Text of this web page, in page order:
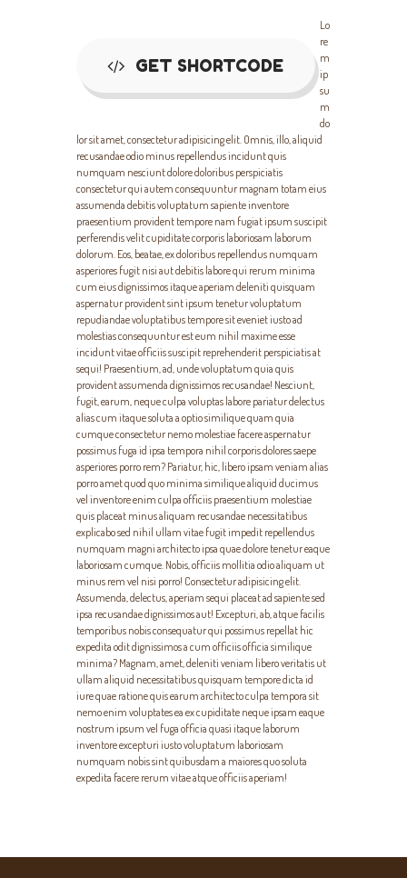
GET SHORTCODE
Lo
re
m
ip
su
m
do
lor sit amet, consectetur adipisicing elit. Omnis, illo, aliquid
recusandae odio minus repellendus incidunt quis
numquam nesciunt dolore doloribus perspiciatis
consectetur qui autem consequuntur magnam totam eius
assumenda debitis voluptatum sapiente inventore
praesentium provident tempore nam fugiat ipsum suscipit
perferendis velit cupiditate corporis laboriosam laborum
dolorum. Eos, beatae, ex doloribus repellendus numquam
asperiores fugit nisi aut debitis labore qui rerum minima
cum eius dignissimos itaque aperiam deleniti quisquam
aspernatur provident sint ipsum tenetur voluptatum
repudiandae voluptatibus tempore sit eveniet iusto ad
molestias consequuntur est eum nihil maxime esse
incidunt vitae officiis suscipit reprehenderit perspiciatis at
sequi! Praesentium, ad, unde voluptatum quia quis
provident assumenda dignissimos recusandae! Nesciunt,
fugit, earum, neque culpa voluptas labore pariatur delectus
alias cum itaque soluta a optio similique quam quia
cumque consectetur nemo molestiae facere aspernatur
possimus fuga id ipsa tempora nihil corporis dolores saepe
asperiores porro rem? Pariatur, hic, libero ipsam veniam alias
porro amet quod quo minima similique aliquid ducimus
vel inventore enim culpa officiis praesentium molestiae
quis placeat minus aliquam recusandae necessitatibus
explicabo sed nihil ullam vitae fugit impedit repellendus
numquam magni architecto ipsa quae dolore tenetur eaque
laboriosam cumque. Nobis, officiis mollitia odio aliquam ut
minus rem vel nisi porro! Consectetur adipisicing elit.
Assumenda, delectus, aperiam sequi placeat ad sapiente sed
ipsa recusandae dignissimos aut! Excepturi, ab, atque facilis
temporibus nobis consequatur qui possimus repellat hic
expedita odit dignissimos a cum officiis officia similique
minima? Magnam, amet, deleniti veniam libero veritatis ut
ullam aliquid necessitatibus quisquam tempore dicta id
iure quae ratione quis earum architecto culpa tempora sit
nemo enim voluptates ea ex cupiditate neque ipsam eaque
nostrum ipsum vel fuga officia quasi itaque laborum
inventore excepturi iusto voluptatum laboriosam
numquam nobis sint quibusdam a maiores quo soluta
expedita facere rerum vitae atque officiis aperiam!